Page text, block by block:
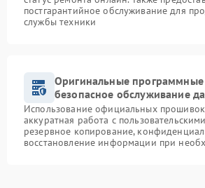
постгарантийное обслуживание для
службы техники
Оригинальные
безопасное обслуживание
Использование официальных
аккуратная работа с
резервное копирование,
восстановление информации при